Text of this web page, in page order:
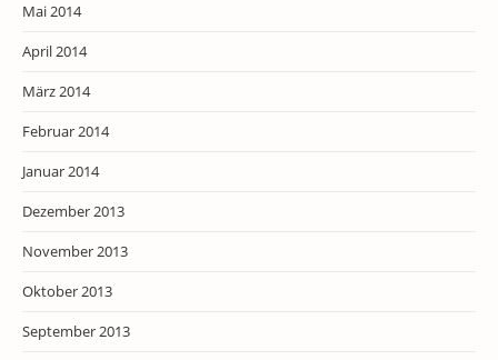
Mai 2014
April 2014
März 2014
Februar 2014
Januar 2014
Dezember 2013
November 2013
Oktober 2013
September 2013